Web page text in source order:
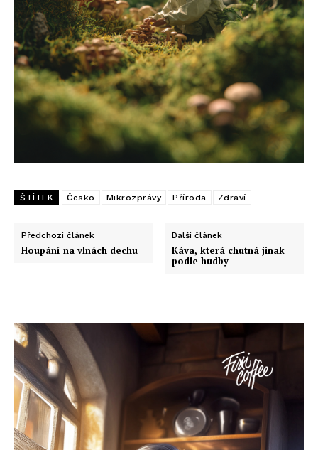
ŠTÍTEK Česko Mikrozprávy Příroda Zdraví
Předchozí článek
Houpání na vlnách dechu
Další článek
Káva, která chutná jinak
podle hudby